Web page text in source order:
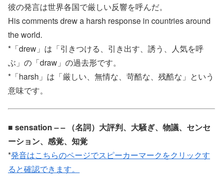
彼の発言は世界各国で厳しい反響を呼んだ。
His comments drew a harsh response in countries around
the world.
*「drew」は「引きつける、引き出す、誘う、人気を呼
ぶ」の「draw」の過去形です。
*「harsh」は「厳しい、無情な、苛酷な、残酷な」という
意味です。
■ sensation – – （名詞）大評判、大騒ぎ、物議、センセ
ーション、感覚、知覚
*発音はこちらのページでスピーカーマークをクリックす
ると確認できます。